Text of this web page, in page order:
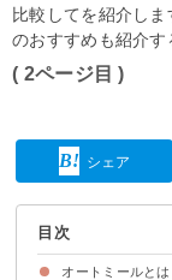
比較してを紹介し
のおすすめも紹介す
( 2ページ目 )
シェア
目次
オートミールと